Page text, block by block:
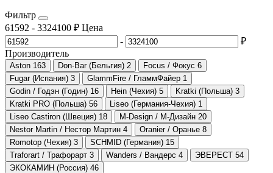
Фильтр
61592 - 3324100 ₽ Цена
-
₽
Производитель
Aston 163 Don-Bar (Бельгия) 2 Focus / Фокус 6
Fugar (Испания) 3 GlammFire / ГламмФайер 1
Godin / Годэн (Годин) 16 Hein (Чехия) 5 Kratki (Польша) 3
Kratki PRO (Польша) 56 Liseo (Германия-Чехия) 1
Liseo Castiron (Швеция) 18 M-Design / М-Дизайн 20
Nestor Martin / Нестор Мартин 4 Oranier / Оранье 8
Romotop (Чехия) 3 SCHMID (Германия) 15
Traforart / Трафорарт 3 Wanders / Вандерс 4 ЭВЕРЕСТ 54
ЭКОКАМИН (Россия) 46